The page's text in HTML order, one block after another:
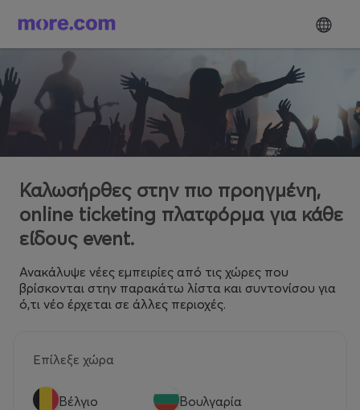
Καλωσήρθες στην πιο προηγμένη,
online ticketing πλατφόρμα για κάθε
είδους event.
Ανακάλυψε νέες εμπειρίες από τις χώρες που
βρίσκονται στην παρακάτω λίστα και συντονίσου για
ό,τι νέο έρχεται σε άλλες περιοχές.
Επίλεξε χώρα
Βέλγιο Βουλγαρία